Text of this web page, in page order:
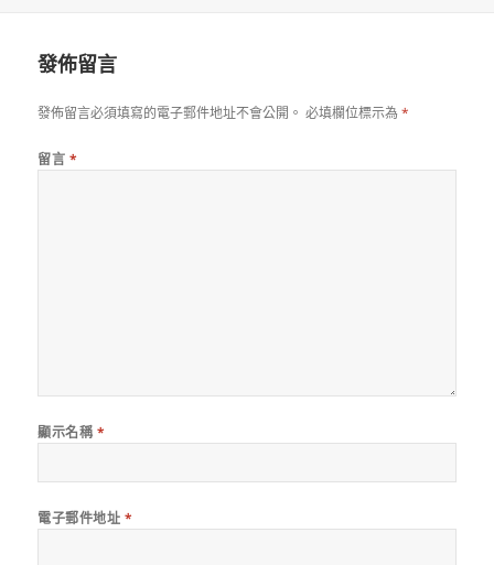
發佈留言
發佈留言必須填寫的電子郵件地址不會公開。 必填欄位標示為*
留言 *
顯示名稱 *
電子郵件地址 *